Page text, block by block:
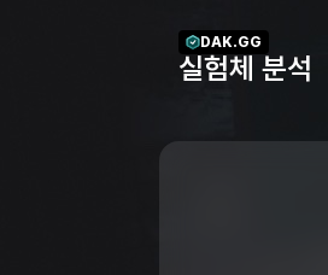
DAK.GG
실험체 분석